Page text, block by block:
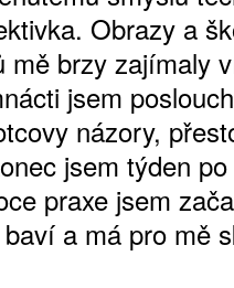
Obrazy a
mě brzy zajímaly
jsem
názory,
jsem týden po
praxe jsem
a má pro mě